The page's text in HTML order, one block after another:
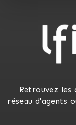
Retrouvez
réseau d'agents